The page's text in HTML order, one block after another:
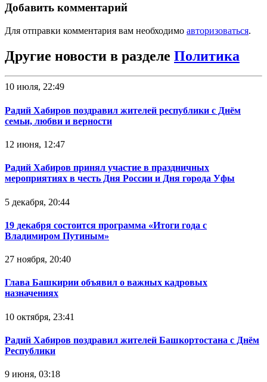
Добавить комментарий
Для отправки комментария вам необходимо авторизоваться.
Другие новости в разделе Политика
10 июля, 22:49
Радий Хабиров поздравил жителей республики с Днём
семьи, любви и верности
12 июня, 12:47
Радий Хабиров принял участие в праздничных
мероприятиях в честь Дня России и Дня города Уфы
5 декабря, 20:44
19 декабря состоится программа «Итоги года с
Владимиром Путиным»
27 ноября, 20:40
Глава Башкирии объявил о важных кадровых
назначениях
10 октября, 23:41
Радий Хабиров поздравил жителей Башкортостана с Днём
Республики
9 июня, 03:18